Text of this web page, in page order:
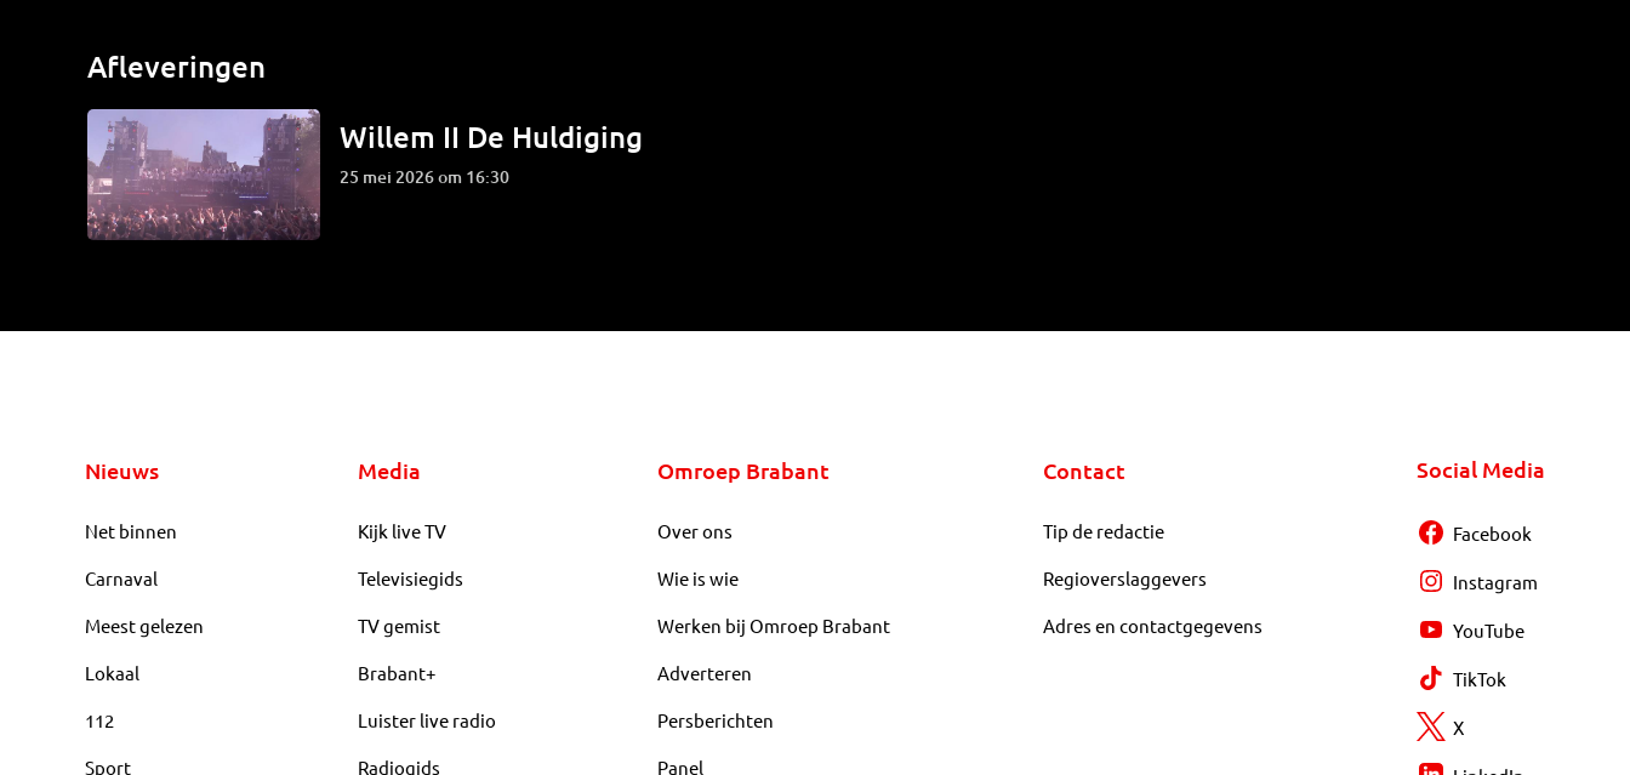
Afleveringen
Willem II De Huldiging
25 mei 2026 om 16:30
Nieuws
Net binnen
Carnaval
Meest gelezen
Lokaal
112
Sport
Media
Kijk live TV
Televisiegids
TV gemist
Brabant+
Luister live radio
Radiogids
Omroep Brabant
Over ons
Wie is wie
Werken bij Omroep Brabant
Adverteren
Persberichten
Panel
Contact
Tip de redactie
Regioverslaggevers
Adres en contactgegevens
Social Media
Facebook
Instagram
YouTube
TikTok
X